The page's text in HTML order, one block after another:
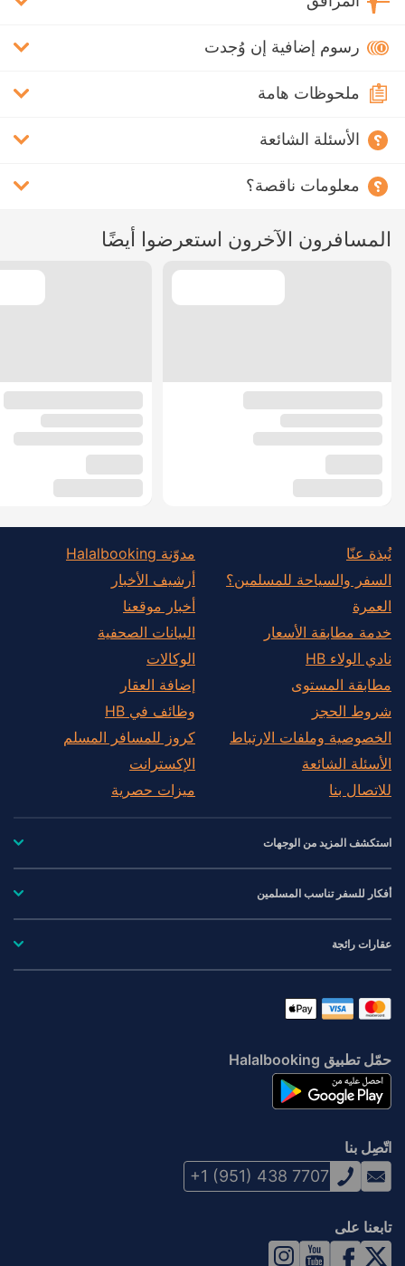
رسوم إضافية إن وُجدت
ملحوظات هامة
الأسئلة الشائعة
معلومات ناقصة؟
المسافرون الآخرون استعرضوا أيضًا
نُبذة عنّا
السفر والسياحة للمسلمين؟
العمرة
خدمة مطابقة الأسعار
نادي الولاء HB
مطابقة المستوى
شروط الحجز
الخصوصية وملفات الارتباط
الأسئلة الشائعة
للاتصال بنا
مدوّنة Halalbooking
أرشيف الأخبار
أخبار موقعنا
البيانات الصحفية
الوكالات
إضافة العقار
وظائف في HB
كروز للمسافر المسلم
الإكسترانت
ميزات حصرية
استكشف المزيد من الوجهات
أفكار للسفر تناسب المسلمين
عقارات رائجة
حمّل تطبيق Halalbooking
اتّصِل بنا
+1 (951) 438 7707
تابعنا على